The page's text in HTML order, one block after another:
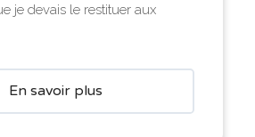
je devais le restituer aux
En savoir plus